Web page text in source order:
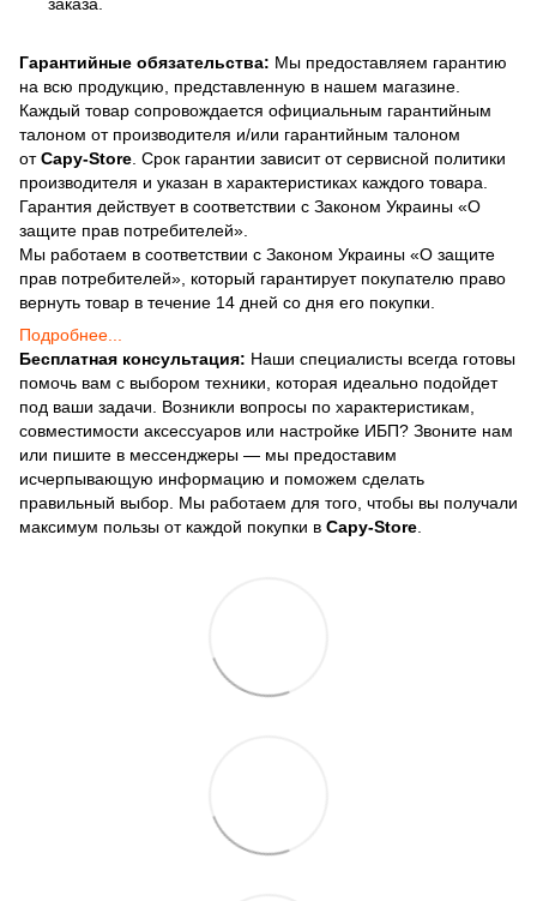
заказа.
Гарантийные обязательства: Мы предоставляем гарантию
на всю продукцию, представленную в нашем магазине.
Каждый товар сопровождается официальным гарантийным
талоном от производителя и/или гарантийным талоном
отCapy-Store . Срок гарантии зависит от сервисной политики
производителя и указан в характеристиках каждого товара.
Гарантия действует в соответствии с Законом Украины «О
защите прав потребителей».
Мы работаем в соответствии с Законом Украины «О защите
прав потребителей», который гарантирует покупателю право
вернуть товар в течение 14 дней со дня его покупки.
Подробнее...
Бесплатная консультация: Наши специалисты всегда готовы
помочь вам с выбором техники, которая идеально подойдет
под ваши задачи. Возникли вопросы по характеристикам,
совместимости аксессуаров или настройке ИБП? Звоните нам
или пишите в мессенджеры — мы предоставим
исчерпывающую информацию и поможем сделать
правильный выбор. Мы работаем для того, чтобы вы получали
максимум пользы от каждой покупки в Capy-Store